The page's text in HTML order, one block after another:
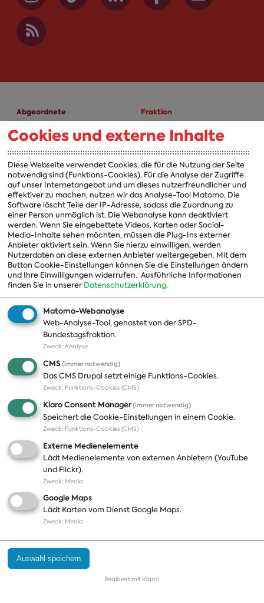
Abgeordnete
A-Z
Fraktion
Fraktion
Vorsitzender
Vorstand
Arbeitsgruppen
Ausschussvorsitzende
Beauftragte
Landesgruppen
Organisation
Themen
Positionen
Publikationen
Presse
Fotos
Pressekontakt
Termine
Jobs und Ausbildung
Häufige Fragen
Podcast
Abonnements
Aktualisierungen
Kontakt
Impressum
Datenschutz
Cookies und externe Inhalte
Diese Webseite verwendet Cookies, die für die Nutzung der Seite
notwendig sind (Funktions-Cookies). Für die Analyse der Zugriffe
auf unser Internetangebot und um dieses nutzerfreundlicher und
effektiver zu machen, nutzen wir das Analyse-Tool Matomo. Die
Software löscht Teile der IP-Adresse, sodass die Zuordnung zu
einer Person unmöglich ist. Die Webanalyse kann deaktiviert
werden. Wenn Sie eingebettete Videos, Karten oder Social-
Media-Inhalte sehen möchten, müssen die Plug-Ins externer
Anbieter aktiviert sein. Wenn Sie hierzu einwilligen, werden
Nutzerdaten an diese externen Anbieter weitergegeben. Mit dem
Button Cookie-Einstellungen können Sie die Einstellungen ändern
und Ihre Einwilligungen widerrufen. Ausführliche Informationen
finden Sie in unserer Datenschutzerklärung.
Matomo-Webanalyse
Web-Analyse-Tool, gehostet von der SPD-
Bundestagsfraktion.
Zweck: Analyse
CMS (immer notwendig)
Das CMS Drupal setzt einige Funktions-Cookies.
Zweck: Funktions-Cookies (CMS)
Klaro Consent Manager(immer notwendig)
Speichert die Cookie-Einstellungen in einem Cookie.
Zweck: Funktions-Cookies (CMS)
Externe Medienelemente
Lädt Medienelemente von externen Anbietern (YouTube
und Flickr).
Zweck: Media
Google Maps
Lädt Karten vom Dienst Google Maps.
Zweck: Media
Auswahl speichern
Realisiert mit Klaro!